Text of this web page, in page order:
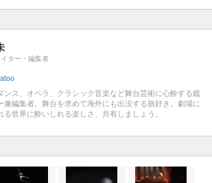
ター・編集者
ンス、オペラ、クラシック音楽など舞台芸術に心酔する鑑
兼編集者。舞台を求めて海外にも出没する旅好き。劇場に
る世界に酔いしれる楽しさ、共有しましょう。